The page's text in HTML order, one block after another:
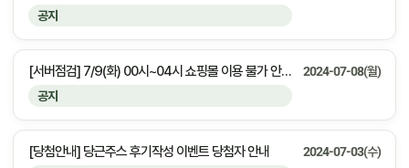
공지
공지
[서버점검] 7/9(화) 00시~04시 쇼핑몰 이용 불가 안내&서비스 오류 안내 2024-07-08(월)
[당첨안내] 당근주스 후기작성 이벤트 당첨자 안내 2024-07-03(수)